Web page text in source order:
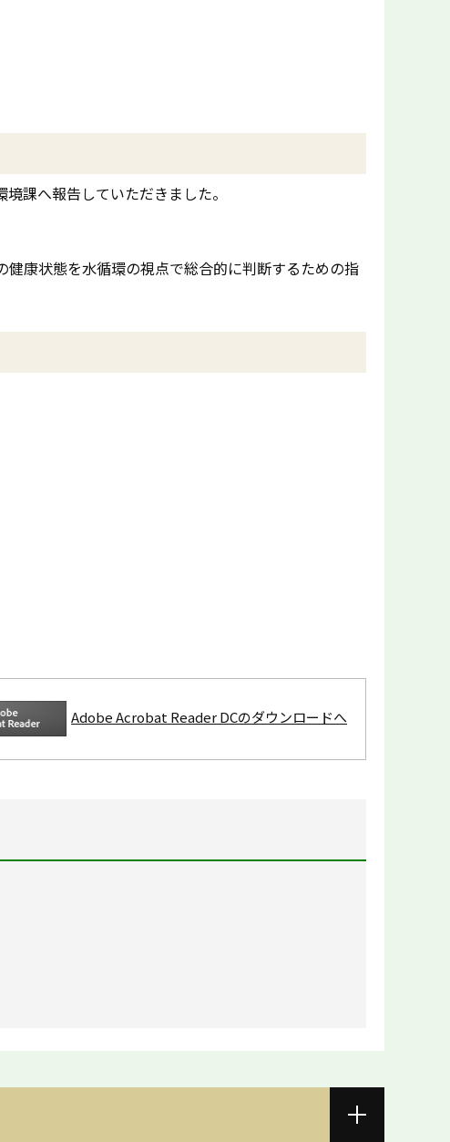
課へ報告していただきました。
康状態を水循環の視点で総合的に判断するための指
Adobe Acrobat Reader DCのダウンロードへ